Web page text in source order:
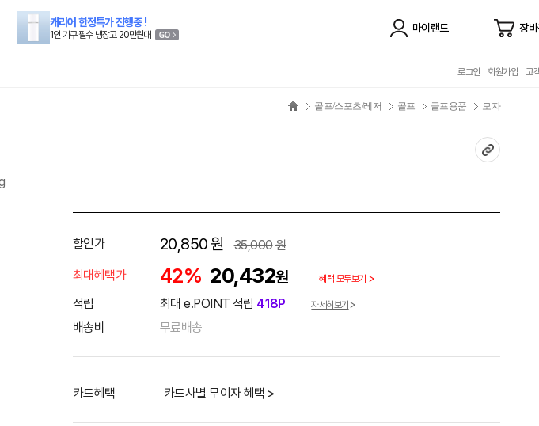
캐리어 한정특가 진행중 !
1인 가구 필수 냉장고 20만원대
마이랜드 장
로그인 회원가입 고
골프/스포츠/레저 골프 골프용품 모자
할인가 20,850원 35,000원
최대혜택가
42% 20,432원 혜택 모두보기
적립 최대 e.POINT 적립 418P 자세히보기
배송비 무료배송
카드혜택 카드사별 무이자 혜택 >